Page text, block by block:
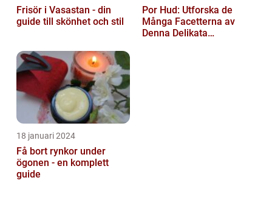
Frisör i Vasastan - din
guide till skönhet och stil
Por Hud: Utforska de
Många Facetterna av
Denna Delikata
18 januari 2024
Få bort rynkor under
ögonen - en komplett
guide